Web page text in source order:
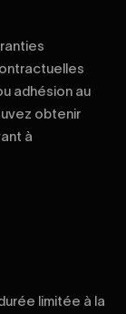
adhésion au
obtenir
à
limitée à la